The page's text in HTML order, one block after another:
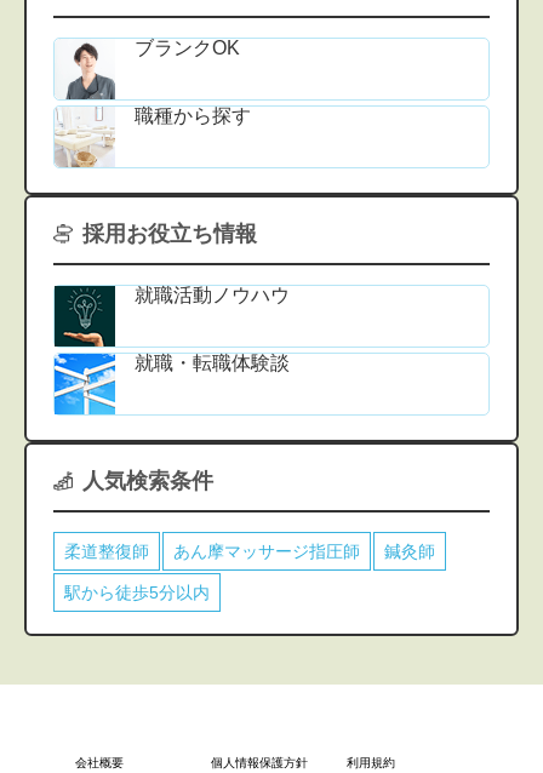
ブランクOK
職種から探す
採用お役立ち情報
就職活動ノウハウ
就職・転職体験談
人気検索条件
柔道整復師 あん摩マッサージ指圧師 鍼灸師
駅から徒歩5分以内
会社概要 個人情報保護方針 利用規約